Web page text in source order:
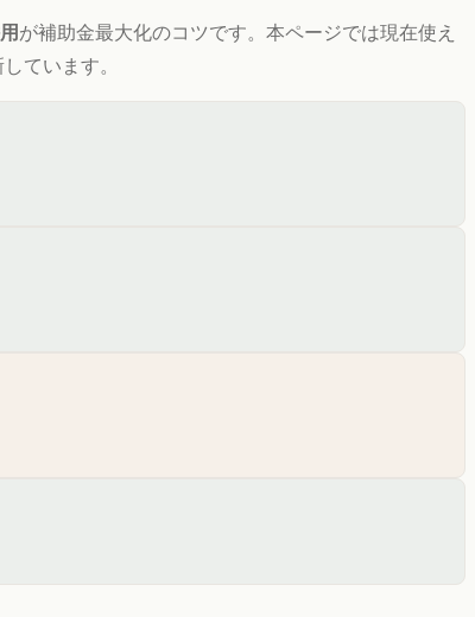
が補助金最大化のコツです。 本ページでは現在使え
ています。